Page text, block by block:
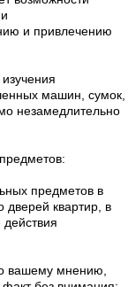
и привлечению
машин, сумок,
незамедлительно
предметов в
дверей квартир, в
вашему мнению,